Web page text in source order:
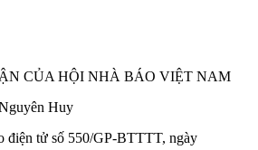
CỦA HỘI NHÀ BÁO VIỆT NAM
Huy
điện tử số 550/GP-BTTTT, ngày